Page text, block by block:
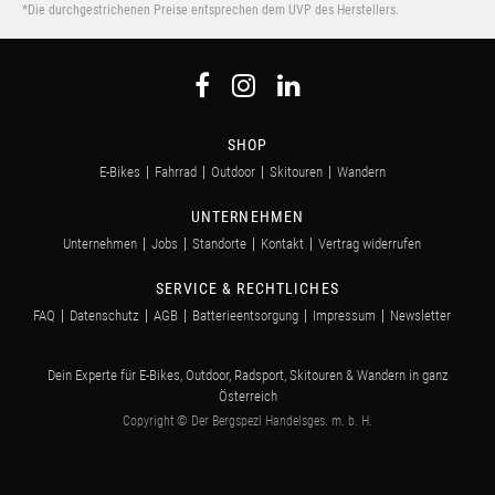
*Die durchgestrichenen Preise entsprechen dem UVP des Herstellers.
SHOP
E-Bikes Fahrrad Outdoor Skitouren Wandern
UNTERNEHMEN
Unternehmen Jobs Standorte Kontakt Vertrag widerrufen
SERVICE & RECHTLICHES
FAQ Datenschutz AGB Batterieentsorgung Impressum Newsletter
Dein Experte für E-Bikes, Outdoor, Radsport, Skitouren & Wandern in ganz
Österreich
Copyright © Der Bergspezl Handelsges. m. b. H.